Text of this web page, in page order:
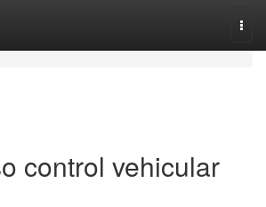
control vehicular